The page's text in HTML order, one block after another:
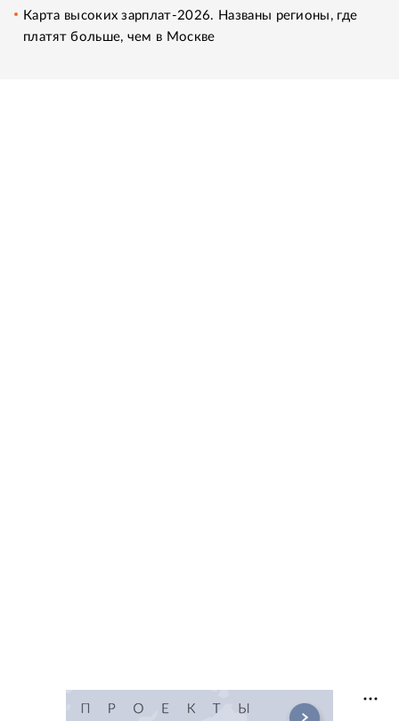
Карта высоких зарплат-2026. Названы регионы, где
платят больше, чем в Москве